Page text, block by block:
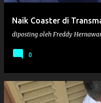
Naik Coaster di
diposting oleh Freddy
0